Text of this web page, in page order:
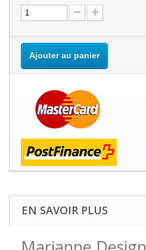
Ajouter au panier
EN SAVOIR PLUS